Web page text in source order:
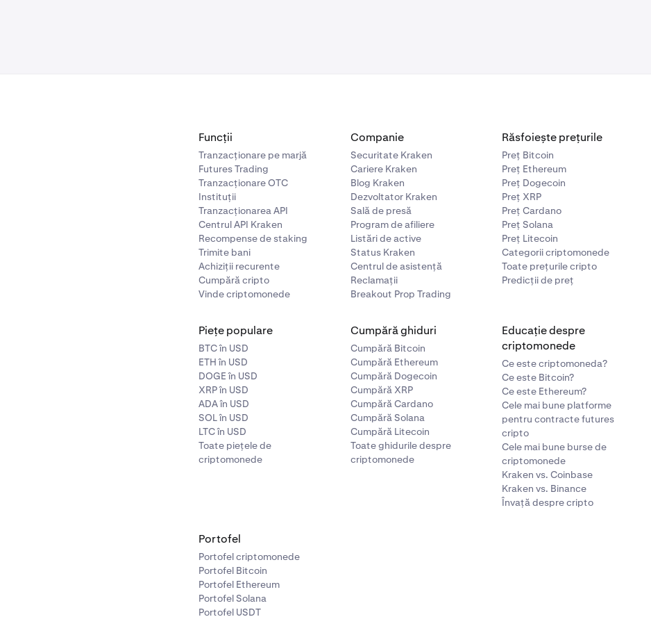
Funcții
Tranzacționare pe marjă
Futures Trading
Tranzacționare OTC
Instituții
Tranzacționarea API
Centrul API Kraken
Recompense de staking
Trimite bani
Achiziții recurente
Cumpără cripto
Vinde criptomonede
Companie
Securitate Kraken
Cariere Kraken
Blog Kraken
Dezvoltator Kraken
Sală de presă
Program de afiliere
Listări de active
Status Kraken
Centrul de asistență
Reclamații
Breakout Prop Trading
Răsfoiește prețurile
Preț Bitcoin
Preț Ethereum
Preț Dogecoin
Preț XRP
Preț Cardano
Preț Solana
Preț Litecoin
Categorii criptomonede
Toate prețurile cripto
Predicții de preț
Piețe populare
BTC în USD
ETH în USD
DOGE în USD
XRP în USD
ADA în USD
SOL în USD
LTC în USD
Toate piețele de
criptomonede
Cumpără ghiduri
Cumpără Bitcoin
Cumpără Ethereum
Cumpără Dogecoin
Cumpără XRP
Cumpără Cardano
Cumpără Solana
Cumpără Litecoin
Toate ghidurile despre
criptomonede
Educație despre
criptomonede
Ce este criptomoneda?
Ce este Bitcoin?
Ce este Ethereum?
Cele mai bune platforme
pentru contracte futures
cripto
Cele mai bune burse de
criptomonede
Kraken vs. Coinbase
Kraken vs. Binance
Învață despre cripto
Portofel
Portofel criptomonede
Portofel Bitcoin
Portofel Ethereum
Portofel Solana
Portofel USDT